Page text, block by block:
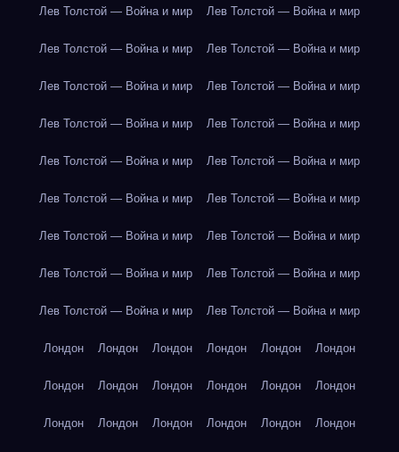
Лев Толстой — Война и мир Лев Толстой — Война и мир
Лев Толстой — Война и мир Лев Толстой — Война и мир
Лев Толстой — Война и мир Лев Толстой — Война и мир
Лев Толстой — Война и мир Лев Толстой — Война и мир
Лев Толстой — Война и мир Лев Толстой — Война и мир
Лев Толстой — Война и мир Лев Толстой — Война и мир
Лев Толстой — Война и мир Лев Толстой — Война и мир
Лев Толстой — Война и мир Лев Толстой — Война и мир
Лев Толстой — Война и мир Лев Толстой — Война и мир
Лондон Лондон Лондон Лондон Лондон Лондон
Лондон Лондон Лондон Лондон Лондон Лондон
Лондон Лондон Лондон Лондон Лондон Лондон